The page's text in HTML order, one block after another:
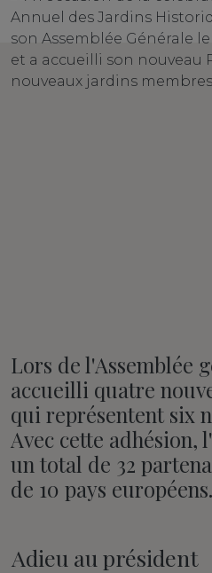
Lors de l'Assemblée
accueilli quatre
qui représentent six
Avec cette adhésion,
un total de 32
de 10 pays européens.
Adieu au président